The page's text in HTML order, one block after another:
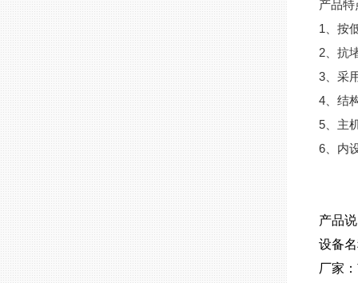
产品特
1、按
2、抗
3、采
4、结
5、主
6、内
产品
设备
厂家